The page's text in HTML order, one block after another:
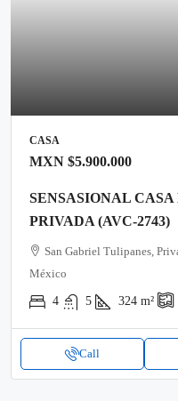
CASA
MXN $5.900.000
SENSASIONAL
PRIVADA (AVC-2743)
San Gabriel Tulipanes,
México
4 5 324 m²
Call